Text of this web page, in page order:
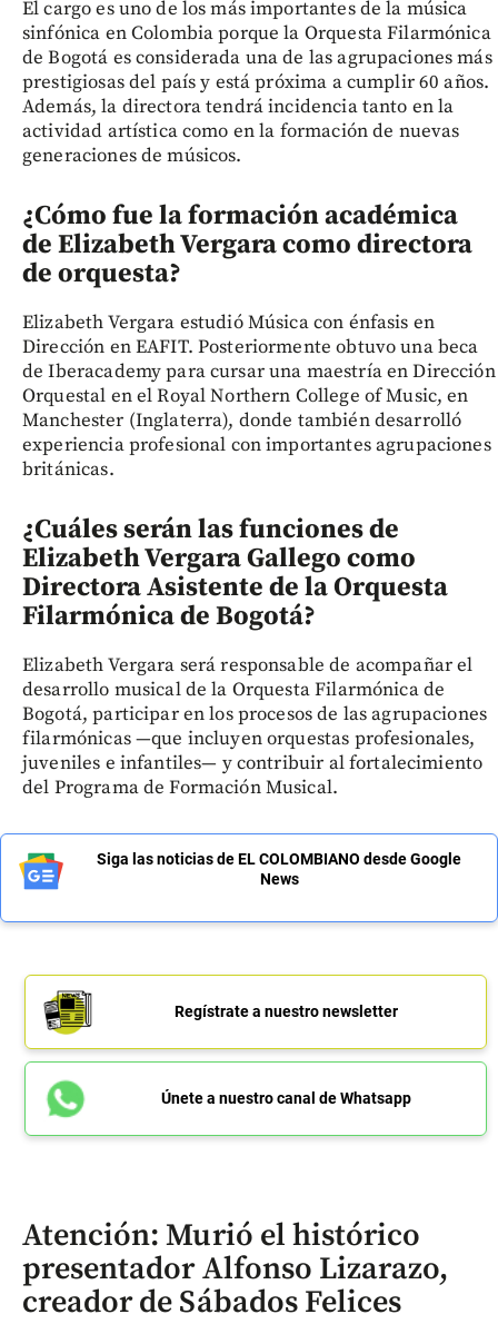
El cargo es uno de los más importantes de la música
sinfónica en Colombia porque la Orquesta Filarmónica
de Bogotá es considerada una de las agrupaciones más
prestigiosas del país y está próxima a cumplir 60 años.
Además, la directora tendrá incidencia tanto en la
actividad artística como en la formación de nuevas
generaciones de músicos.
¿Cómo fue la formación académica
de Elizabeth Vergara como directora
de orquesta?
Elizabeth Vergara estudió Música con énfasis en
Dirección en EAFIT. Posteriormente obtuvo una beca
de Iberacademy para cursar una maestría en Dirección
Orquestal en el Royal Northern College of Music, en
Manchester (Inglaterra), donde también desarrolló
experiencia profesional con importantes agrupaciones
británicas.
¿Cuáles serán las funciones de
Elizabeth Vergara Gallego como
Directora Asistente de la Orquesta
Filarmónica de Bogotá?
Elizabeth Vergara será responsable de acompañar el
desarrollo musical de la Orquesta Filarmónica de
Bogotá, participar en los procesos de las agrupaciones
filarmónicas —que incluyen orquestas profesionales,
juveniles e infantiles— y contribuir al fortalecimiento
del Programa de Formación Musical.
Siga las noticias de EL COLOMBIANO desde Google
News
Regístrate a nuestro newsletter
Únete a nuestro canal de Whatsapp
Atención: Murió el histórico
presentador Alfonso Lizarazo,
creador de Sábados Felices